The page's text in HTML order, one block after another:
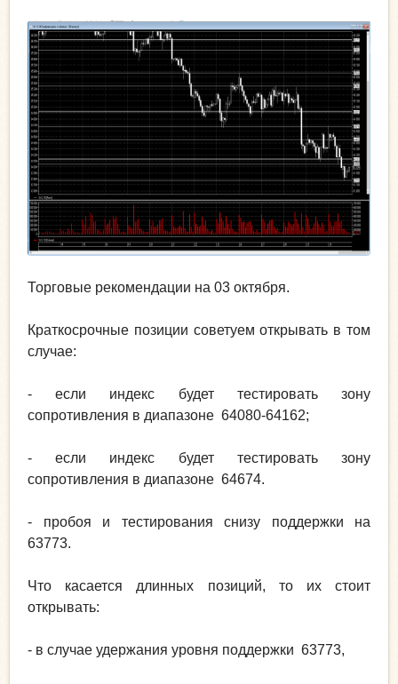
Торговые рекомендации на 03 октября.
Краткосрочные позиции советуем открывать в том
случае:
- если индекс будет тестировать зону
сопротивления в диапазоне 64080-64162;
- если индекс будет тестировать зону
сопротивления в диапазоне 64674.
- пробоя и тестирования снизу поддержки на
63773.
Что касается длинных позиций, то их стоит
открывать:
- в случае удержания уровня поддержки 63773,